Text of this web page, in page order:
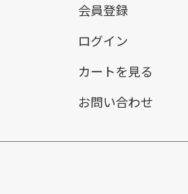
会員登録
ログイン
カートを見る
お問い合わせ